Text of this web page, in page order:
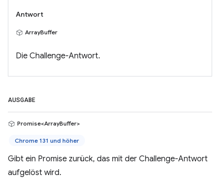
Antwort
ArrayBuffer
Die Challenge-Antwort.
AUSGABE
Promise<ArrayBuffer>
Chrome 131 und höher
Gibt ein Promise zurück, das mit der Challenge-Antwort
aufgelöst wird.